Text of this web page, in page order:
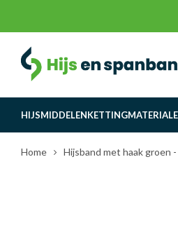
HIJSMIDDELEN
Home Hijsband met haak groen